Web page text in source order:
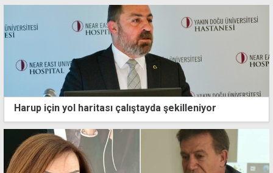
Harup için yol haritası çalıştayda şekilleniyor